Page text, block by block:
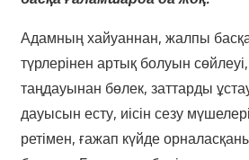
Адамның хайуаннан, жалпы
түрлерінен артық болуын
таңдауынан бөлек, заттарды
дауысын есту, иісін сезу
ретімен, ғажап күйде